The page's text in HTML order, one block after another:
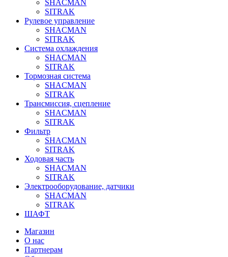
SHACMAN
SITRAK
Рулевое управление
SHACMAN
SITRAK
Система охлаждения
SHACMAN
SITRAK
Тормозная система
SHACMAN
SITRAK
Трансмиссия, сцепление
SHACMAN
SITRAK
Фильтр
SHACMAN
SITRAK
Ходовая часть
SHACMAN
SITRAK
Электрооборудование, датчики
SHACMAN
SITRAK
ШАФТ
Магазин
О нас
Партнерам